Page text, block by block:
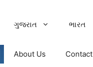
ગુજરાત ભારત
About Us